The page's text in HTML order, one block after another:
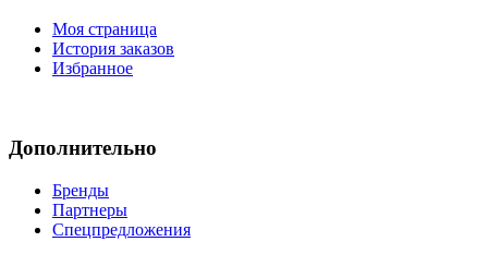
Моя страница
История заказов
Избранное
Дополнительно
Бренды
Партнеры
Спецпредложения